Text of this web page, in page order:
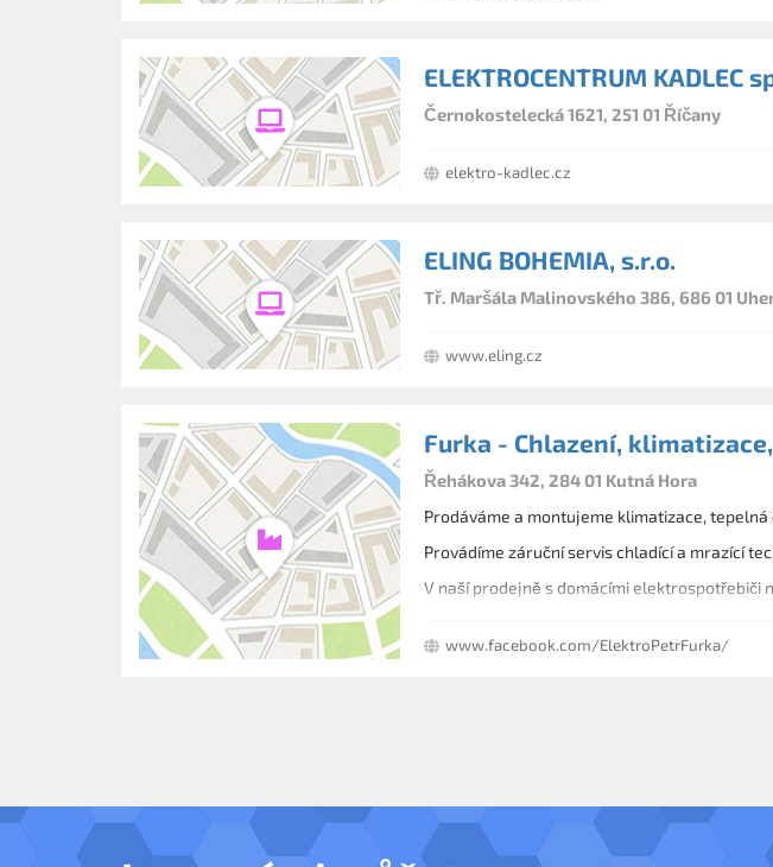
ELEKTROCENTRUM KADLEC
Černokostelecká 1621, 251 01 Říčany
elektro-kadlec.cz
ELING BOHEMIA, s.r.o.
Tř. Maršála Malinovského 386, 686 01
www.eling.cz
Furka - Chlazení,
Řehákova 342, 284 01 Kutná Hora
Prodáváme a montujeme klimatizace,
Provádíme záruční servis chladící a mrazící
www.facebook.com/ElektroPetrFurka/